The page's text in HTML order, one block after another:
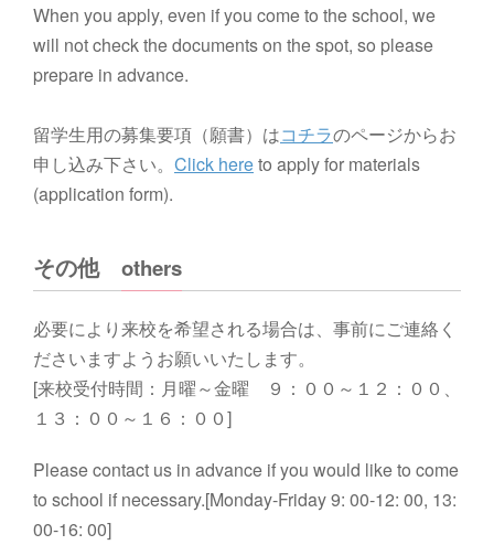
When you apply, even if you come to the school, we
will not check the documents on the spot, so please
prepare in advance.
留学生用の募集要項（願書）はコチラのページからお
申し込み下さい。 Click hereto apply for materials
(application form).
その他 others
必要により来校を希望される場合は、事前にご連絡く
ださいますようお願いいたします。
[来校受付時間：月曜～金曜 ９：００～１２：００、
１３：００～１６：００]
Please contact us in advance if you would like to come
to school if necessary.[Monday-Friday 9: 00-12: 00, 13:
00-16: 00]